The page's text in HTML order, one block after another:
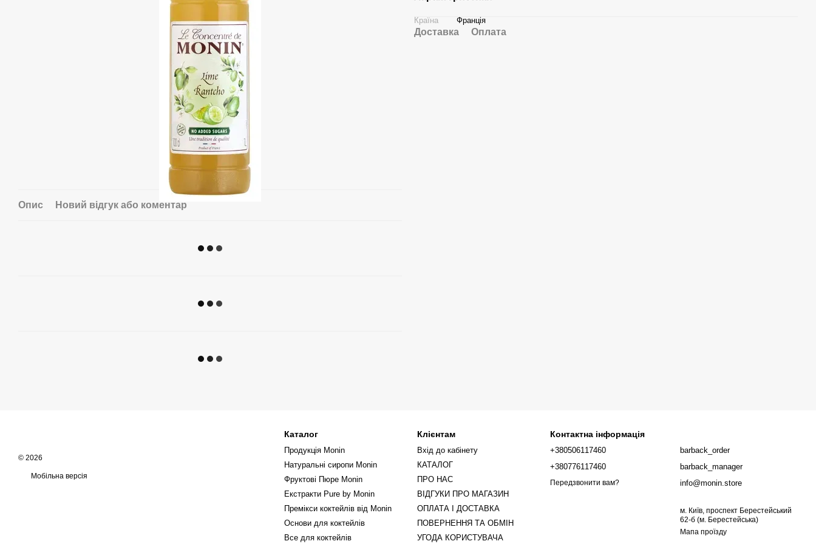
Опис Новий відгук або коментар
Країна Франція
Доставка Оплата
© 2026
Мобільна версія
Каталог
Продукція Monin
Натуральні сиропи Monin
Фруктові Пюре Monin
Екстракти Pure by Monin
Премікси коктейлів від Monin
Основи для коктейлів
Все для коктейлів
Клієнтам
Вхід до кабінету
КАТАЛОГ
ПРО НАС
ВІДГУКИ ПРО МАГАЗИН
ОПЛАТА І ДОСТАВКА
ПОВЕРНЕННЯ ТА ОБМІН
УГОДА КОРИСТУВАЧА
Контактна інформація
+380506117460
+380776117460
Передзвонити вам?
barback_order
barback_manager
info@monin.store
м. Київ, проспект Берестейський
62-б (м. Берестейська)
Мапа проїзду